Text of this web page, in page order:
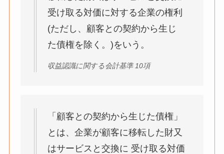
受け取る対価に対する企業の権利
(ただし、顧客との契約から生じ
た債権を除く。)をいう。
収益認識に関する会計基準 10項
「顧客との契約から生じた債権」
とは、企業が顧客に移転した財又
はサービスと交換に 受け取る対価